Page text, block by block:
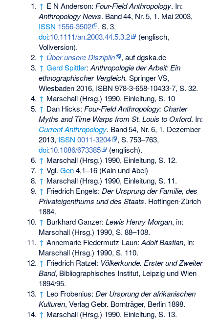
↑ E N Anderson:Four-Field Anthropology. In:
Anthropology News. Band44, Nr.5, 1. Mai 2003,
ISSN 1556-3502 ,S.3,
doi:10.1111/an.2003.44.5.3.2
(englisch,
Vollversion).
↑ Über unsere Disziplin
, auf dgska.de
↑ Gerd Spittler:Anthropologie der Arbeit: Ein
ethnographischer Vergleich. Springer VS,
Wiesbaden 2016, ISBN 978-3-658-10433-7, S. 32.
↑ Marschall (Hrsg.) 1990, Einleitung, S. 10
↑ Dan Hicks:Four-Field Anthropology: Charter
Myths and Time Warps from St. Louis to Oxford. In:
Current Anthropology. Band54, Nr.6, 1. Dezember
2013, ISSN 0011-3204 ,S.753–763,
doi:10.1086/673385
(englisch).
↑ Marschall (Hrsg.) 1990, Einleitung, S. 12.
↑ Vgl.Gen4,1–16 (Kain und Abel)
↑ Marschall (Hrsg.) 1990, Einleitung, S. 11.
↑ Friedrich Engels:Der Ursprung der Familie, des
Privateigenthums und des Staats. Hottingen-Zürich
1884.
↑ Burkhard Ganzer:Lewis Henry Morgan, in:
Marschall (Hrsg.) 1990, S. 88–108.
↑ Annemarie Fiedermutz-Laun:Adolf Bastian, in:
Marschall (Hrsg.) 1990, S. 110.
↑ Friedrich Ratzel: Völkerkunde. Erster und Zweiter
Band, Bibliographisches Institut, Leipzig und Wien
1894/95.
↑ Leo Frobenius:Der Ursprung der afrikanischen
Kulturen, Verlag Gebr. Bornträger, Berlin 1898.
↑ Marschall (Hrsg.) 1990, Einleitung, S. 13.